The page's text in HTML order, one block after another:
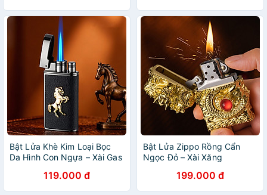
Bật Lửa Khè Kim Loại Bọc
Da Hình Con Ngựa – Xài Gas
119.000 đ
Bật Lửa Zippo Rồng Cẩn
Ngọc Đỏ – Xài Xăng
199.000 đ